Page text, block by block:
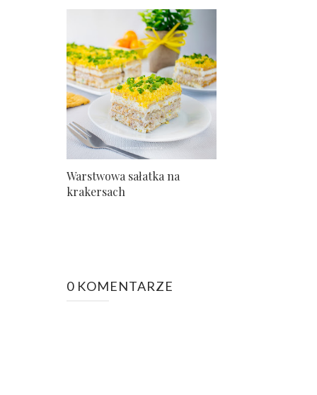
Warstwowa sałatka na
krakersach
0 KOMENTARZE